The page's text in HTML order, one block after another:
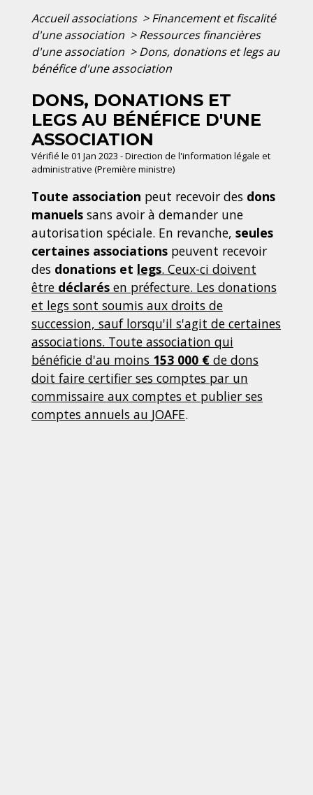
Accueil associations > Financement et fiscalité
d'une association > Ressources financières
d'une association > Dons, donations et legs au
bénéfice d'une association
DONS, DONATIONS ET
LEGS AU BÉNÉFICE D'UNE
ASSOCIATION
Vérifié le 01 Jan 2023 - Direction de l'information légale et
administrative (Première ministre)
Toute association peut recevoir des dons
manuels sans avoir à demander une
autorisation spéciale. En revanche, seules
certaines associations peuvent recevoir
des donations et legs. Ceux-ci doivent
être déclarés en préfecture. Les donations
et legs sont soumis aux droits de
succession, sauf lorsqu'il s'agit de certaines
associations. Toute association qui
bénéficie d'au moins 153 000 € de dons
doit faire certifier ses comptes par un
commissaire aux comptes et publier ses
comptes annuels au JOAFE.